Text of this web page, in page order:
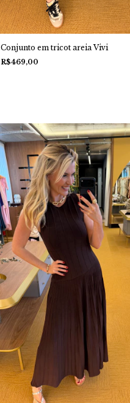
Conjunto em tricot areia Vivi
R$469,00